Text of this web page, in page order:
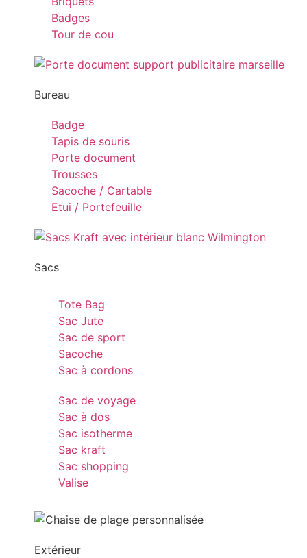
Badges
Tour de cou
Bureau
Badge
Tapis de souris
Porte document
Trousses
Sacoche / Cartable
Etui / Portefeuille
Sacs
Tote Bag
Sac Jute
Sac de sport
Sacoche
Sac à cordons
Sac de voyage
Sac à dos
Sac isotherme
Sac kraft
Sac shopping
Valise
Extérieur